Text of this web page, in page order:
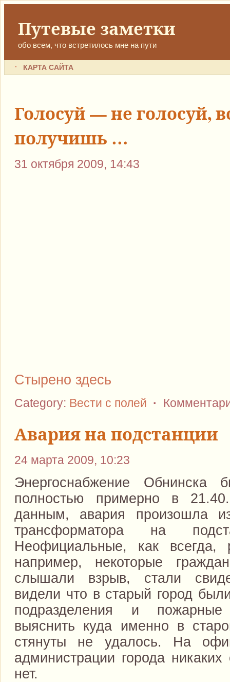
Путевые заметки
обо всем, что встретилось мне на пути
КАРТА САЙТА
Голосуй — не голосуй,
получишь …
31 октября 2009, 14:43
Стырено здесь
Category: Вести с полей ·
Авария на подстанции
24 марта 2009, 10:23
Энергоснабжение Обнинска
полностью примерно в
данным, авария произошла
трансформатора на
Неофициальные, как всегда,
например, некоторые
слышали взрыв, стали
видели что в старый город
подразделения и
выяснить куда именно в
стянуты не удалось. На
администрации города
нет.